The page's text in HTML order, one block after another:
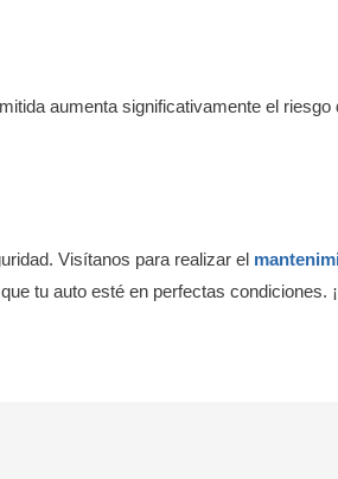
aumenta significativamente el
Visítanos para realizar el
tu auto esté en perfectas condiciones.